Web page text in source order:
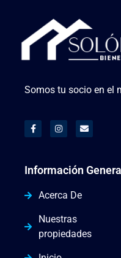
Somos tu socio en el
Información
Acerca De
Nuestras
propiedades